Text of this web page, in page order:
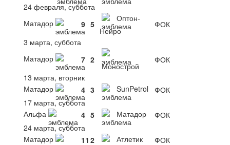
24 февраля, суббота
Матадор
9 5
Оптон-
Нейро
ФОК
3 марта, суббота
Матадор
7 2
Монострой
ФОК
13 марта, вторник
Матадор
4 3 SunPetrol
ФОК
17 марта, суббота
Альфа
4 5 Матадор
ФОК
24 марта, суббота
Матадор
11 2 Атлетик
ФОК